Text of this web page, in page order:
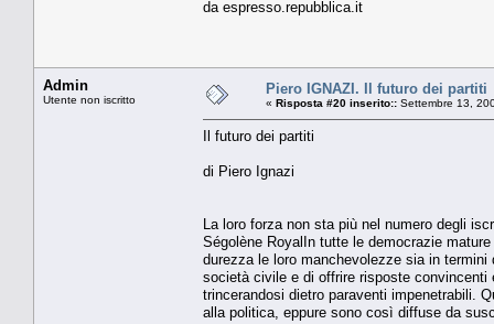
da espresso.repubblica.it
Admin
Utente non iscritto
Piero IGNAZI. Il futuro dei partiti
« Risposta #20 inserito:: Settembre 13,
Il futuro dei partiti
di Piero Ignazi
La loro forza non sta più nel numero degli
Ségolène RoyalIn tutte le democrazie
durezza le loro manchevolezze sia in
società civile e di offrire risposte
trincerandosi dietro paraventi impenetrabili.
alla politica, eppure sono così diffuse da